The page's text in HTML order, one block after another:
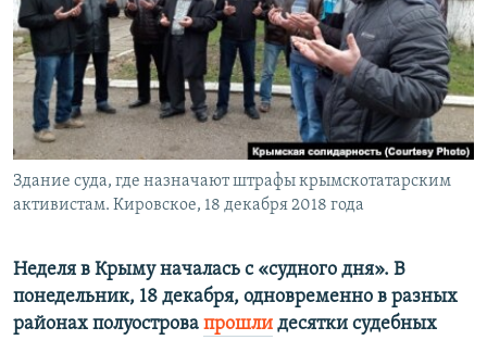
ПОБЕДИТЕЛЕЙ НЕ СУДЯТ?
КРЫМ.НЕПОКОРЕННЫЙ
ELIFBE
УКРАИНСКАЯ ПРОБЛЕМА КРЫМА
ПРИСОЕДИНЯЙТЕСЬ!
Все сайты RFE/RL
Здание суда, где назначают штрафы крымскотатарским
активистам. Кировское, 18 декабря 2018 года
Неделя в Крыму началась с «судного дня». В
понедельник, 18 декабря, одновременно в разных
районах полуострова прошли десятки судебных